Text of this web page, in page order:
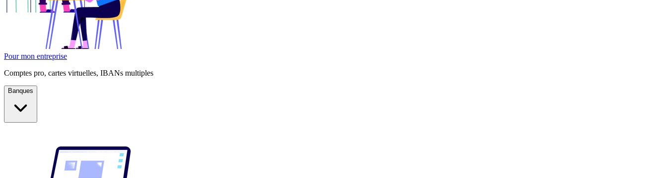
Pour mon entreprise
Comptes pro, cartes virtuelles, IBANs multiples
Banques